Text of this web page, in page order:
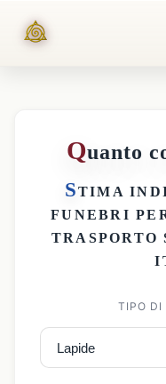
Quanto
STIMA
FUNEBRI
TRASPORTO
TIPO DI